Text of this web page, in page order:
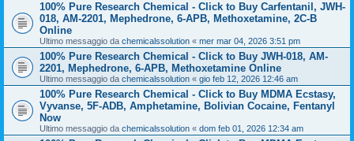
100% Pure Research Chemical - Click to Buy Carfentanil, JWH-
018, AM-2201, Mephedrone, 6-APB, Methoxetamine, 2C-B
Online
Ultimo messaggio da chemicalssolution « mer mar 04, 2026 3:51 pm
100% Pure Research Chemical - Click to Buy JWH-018, AM-
2201, Mephedrone, 6-APB, Methoxetamine Online
Ultimo messaggio da chemicalssolution « gio feb 12, 2026 12:46 am
100% Pure Research Chemical - Click to Buy MDMA Ecstasy,
Vyvanse, 5F-ADB, Amphetamine, Bolivian Cocaine, Fentanyl
Now
Ultimo messaggio da chemicalssolution « dom feb 01, 2026 12:34 am